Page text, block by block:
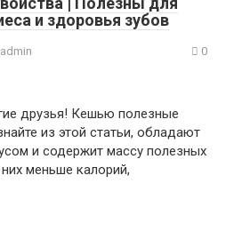
и здоровья зубов
admin 0
друзья! Кешью полезные
из этой статьи, обладают
и содержит массу полезных
меньше калорий,